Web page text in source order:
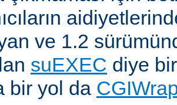
ve 1.2
suEXEC diye
bir yol da